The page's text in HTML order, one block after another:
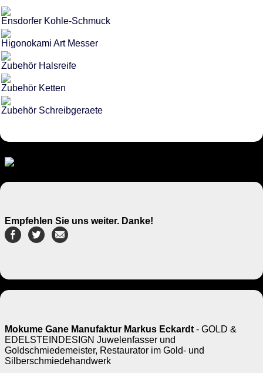
Ensdorfer Kohle-Schmuck
Higonokami Art Messer
Zubehör Halsreife
Zubehör Ketten
Zubehör Schreibgeraete
Empfehlen Sie uns weiter. Danke!
Mokume Gane Manufaktur Markus Eckardt - GOLD &
EDELSTEINDESIGN Juwelenfasser und
Goldschmiedemeister, Restaurator im Gold- und
Silberschmiedehandwerk